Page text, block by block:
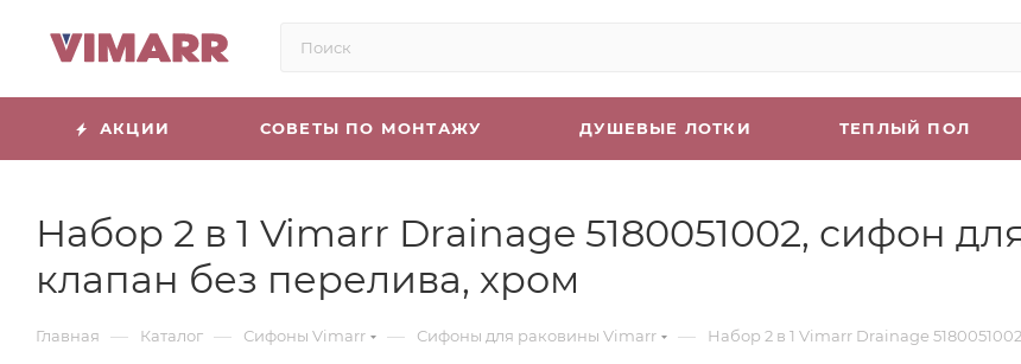
АКЦИИ СОВЕТЫ ПО МОНТАЖУ ДУШЕВЫЕ ЛОТКИ ТЕПЛЫЙ ПОЛ
Набор 2 в 1 Vimarr Drainage 5180051002, сифон
клапан без перелива, хром
Главная — Каталог — Сифоны Vimarr — Сифоны для раковины Vimarr — Набор 2 в 1 Vimarr Drainage